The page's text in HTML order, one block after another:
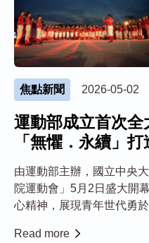
焦點新聞 2026-05-02
運動部成立首次
「無懼．永續」
由運動部主辦，國立中央
院運動會」5月2日盛大開
心精神，展現青年世代勇
2000名運動員齊聚，角逐
Read more